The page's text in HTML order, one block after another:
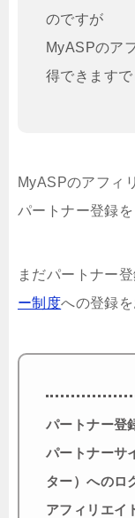
のですが
MyASPのア
得できますで
MyASPのアフィ
パートナー登録
まだパートナー
ー制度への登録を
パートナー登
パートナーサ
ター）へのロ
アフィリエイ